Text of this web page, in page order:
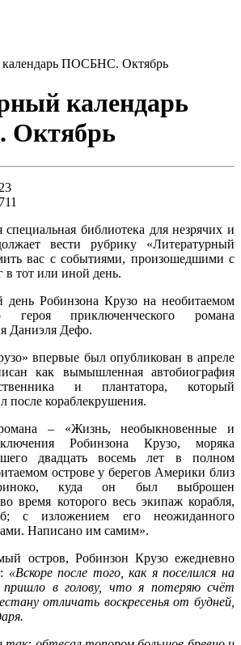
календарь ПОСБНС. Октябрь
календарь
специальная библиотека для незрячих и
вести рубрику «Литературный
вас с событиями, произошедшими с
в тот или иной день.
Робинзона Крузо на необитаемом
героя приключенческого романа
Даниэля Дефо.
впервые был опубликован в апреле
как вымышленная автобиография
и плантатора, который
после кораблекрушения.
– «Жизнь, необыкновенные и
Робинзона Крузо, моряка
двадцать восемь лет в полном
острове у берегов Америки близ
куда он был выброшен
время которого весь экипаж корабля,
с изложением его неожиданного
Написано им самим».
остров, Робинзон Крузо ежедневно
«Вскоре после того, как я поселился на
пришло в голову, что я потеряю счёт
отличать воскресенья от будней,